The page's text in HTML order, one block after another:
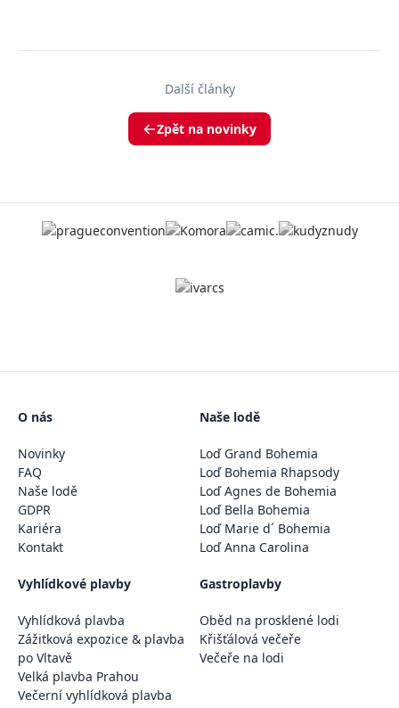
Další články
Zpět na novinky
O nás
Novinky
FAQ
Naše lodě
GDPR
Kariéra
Kontakt
Naše lodě
Loď Grand Bohemia
Loď Bohemia Rhapsody
Loď Agnes de Bohemia
Loď Bella Bohemia
Loď Marie d´ Bohemia
Loď Anna Carolina
Vyhlídkové plavby
Vyhlídková plavba
Zážitková expozice & plavba
po Vltavě
Velká plavba Prahou
Večerní vyhlídková plavba
Gastroplavby
Oběd na prosklené lodi
Křišťálová večeře
Večeře na lodi